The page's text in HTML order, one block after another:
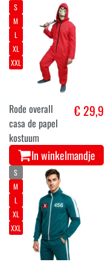
S
M
L
XL
XXL
Rode overall
casa de papel
kostuum
€ 29,9
In winkelmandje
S
M
L
XL
XXL